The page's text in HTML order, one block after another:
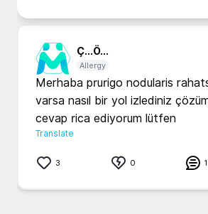
Ç...Ö...
Allergy
Merhaba prurigo nodularis
varsa nasıl bir yol izlediniz
cevap rica ediyorum lütfen
Translate
3 0 1